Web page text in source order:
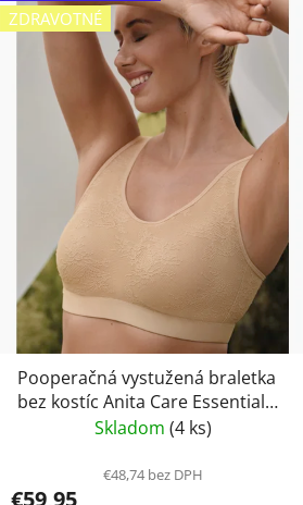
ZDRAVOTNÉ
Pooperačná vystužená braletka
bez kostíc Anita Care Essential
Lace 4700X- telová
Skladom (4 ks)
€48,74 bez DPH